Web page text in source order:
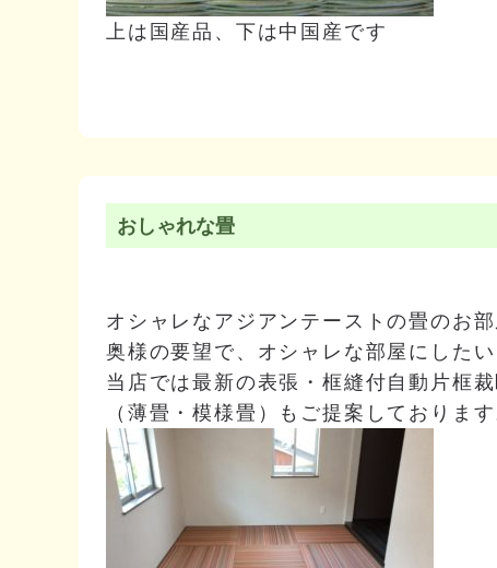
上は国産品、下は中国産です
おしゃれな畳
オシャレなアジアンテーストの畳のお部
奥様の要望で、オシャレな部屋にした
当店では最新の表張・框縫付自動片框
（薄畳・模様畳）もご提案しております